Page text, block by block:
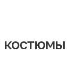
костюмы